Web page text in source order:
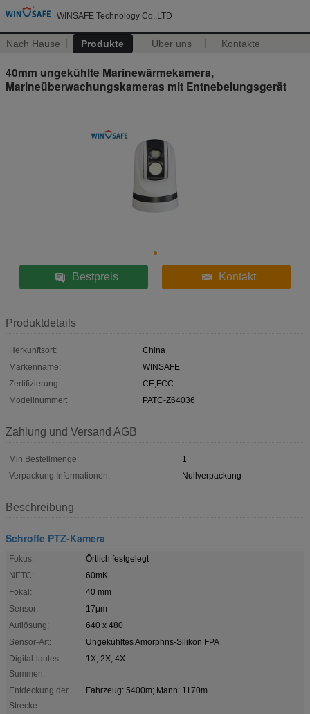
WINSAFE Technology Co.,LTD
Nach Hause Produkte Über uns Kontakte
40mm ungekühlte Marinewärmekamera,
Marineüberwachungskameras mit Entnebelungsgerät
Bestpreis Kontakt
Produktdetails
Herkunftsort:
China
Markenname:
WINSAFE
Zertifizierung:
CE,FCC
Modellnummer:
PATC-Z64036
Zahlung und Versand AGB
Min Bestellmenge:
1
Verpackung Informationen:
Nullverpackung
Beschreibung
Schroffe PTZ-Kamera
Fokus:
Örtlich festgelegt
NETC:
60mK
Fokal:
40 mm
Sensor:
17μm
Auflösung:
640 x 480
Sensor-Art:
Ungekühltes Amorphns-Silikon FPA
Digital-lautes
Summen:
1X, 2X, 4X
Entdeckung der
Strecke:
Fahrzeug: 5400m; Mann: 1170m